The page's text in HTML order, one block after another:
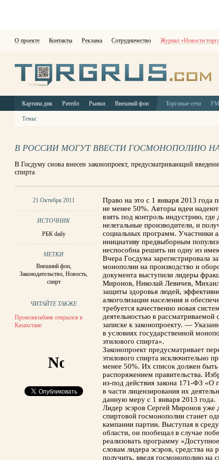
О проекте Контакты Реклама Сотрудничество Журнал «Новости
Картина дня Ритейл Рынки Внешний фон Торговые сети
Темы:
В РОССИИ МОГУТ ВВЕСТИ ГОСМОНОПОЛИЮ
В Госдуму снова внесен законопроект, предусматривающий
спирта
21 Октября 2011
ИСТОЧНИК
РБК daily
МЕТКИ
Внешний фон,
Законодательство,Новость,
спирт
ЧИТАЙТЕ ТАКЖЕ
Промсвязьбанк открылся в
Казахстане
Право на это с 1 января 2013 года
не менее 50%. Авторы идеи
взять под контроль индустрию,
нелегальные производители, и
социальных программ. Участники
инициативу предвыборным
неспособна решить ни одну из
Вчера Госдума зарегистрировала
монополии на производство и
документа выступили лидеры
Миронов, Николай Левичев,
защиты здоровья людей,
алкоголизации населения и
требуется качественно новая
деятельностью в
записке к законопроекту. —
в условиях государственной
этилового спирта».
Законопроект предусматривает
этилового спирта исключительно
менее 50%. Их список должен
распоряжением правительства.
из-под действия закона 171-ФЗ «О
в части лицензирования их
данную меру с 1 января 2013 года.
Лидер эсэров Сергей Миронов уже
спиртовой госмонополии станет
кампании партии. Выступая в
области, он пообещал в случае
реализовать программу
словам лидера эсэров, средства
получить, введя госмонополию на